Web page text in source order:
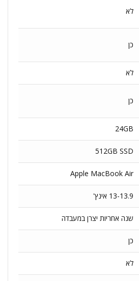
לא
כן
לא
כן
24GB
512GB SSD
Apple MacBook Air
13-13.9 אינץ'
שנה אחריות יצרן במעבדה
כן
לא